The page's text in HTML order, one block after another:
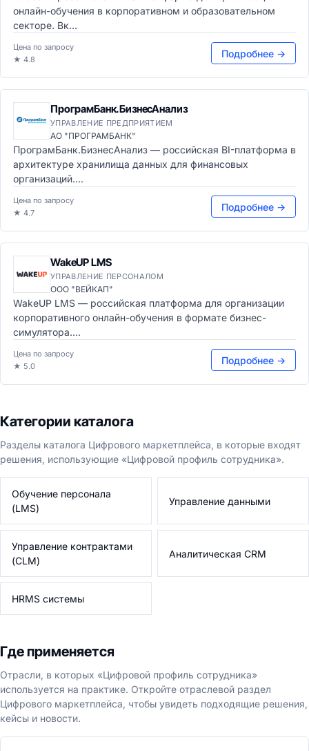
онлайн-обучения в корпоративном и образовательном
секторе. Вк...
Цена по запросу
★ 4.8
Подробнее →
ПрограмБанк.БизнесАнализ
УПРАВЛЕНИЕ ПРЕДПРИЯТИЕМ
АО "ПРОГРАМБАНК"
ПрограмБанк.БизнесАнализ — российская BI-платформа в
архитектуре хранилища данных для финансовых
организаций....
Цена по запросу
★ 4.7
Подробнее →
WakeUP LMS
УПРАВЛЕНИЕ ПЕРСОНАЛОМ
ООО "ВЕЙКАП"
WakeUP LMS — российская платформа для организации
корпоративного онлайн-обучения в формате бизнес-
симулятора....
Цена по запросу
★ 5.0
Подробнее →
Категории каталога
Разделы каталога Цифрового маркетплейса, в которые входят
решения, использующие «Цифровой профиль сотрудника».
Обучение персонала
(LMS)
Управление данными
Управление контрактами
(CLM)
Аналитическая CRM
HRMS системы
Где применяется
Отрасли, в которых «Цифровой профиль сотрудника»
используется на практике. Откройте отраслевой раздел
Цифрового маркетплейса, чтобы увидеть подходящие решения,
кейсы и новости.